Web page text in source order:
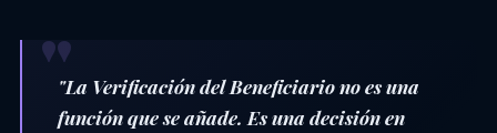
"La Verificación del Beneficiario no es una
función que se añade. Es una decisión en